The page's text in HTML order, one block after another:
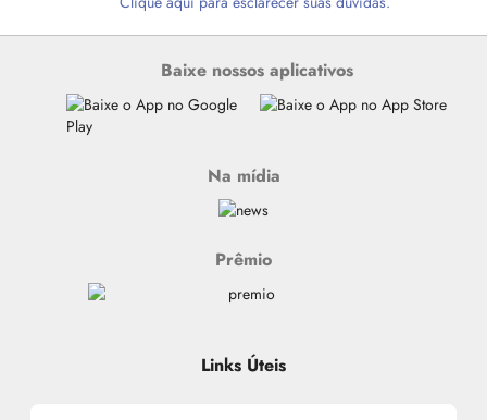
Baixe nossos aplicativos
Na mídia
Prêmio
Links Úteis